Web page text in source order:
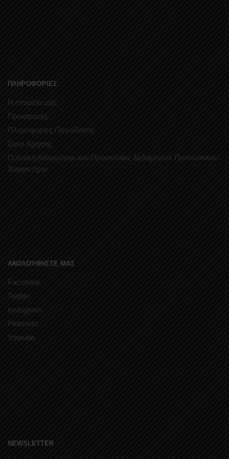
ΠΛΗΡΟΦΟΡΙΕΣ
Η εταιρεία μας
Προσφορές
Πληροφορίες Παράδοσης
Όροι Χρήσης
Πολιτική Απορρήτου και Προστασίας Δεδομένων Προσωπικού
Χαρακτήρα
ΑΚΟΛΟΥΘΗΣΤΕ ΜΑΣ
Facebook
Twitter
Instagram
Pinterest
Youtube
NEWSLETTER